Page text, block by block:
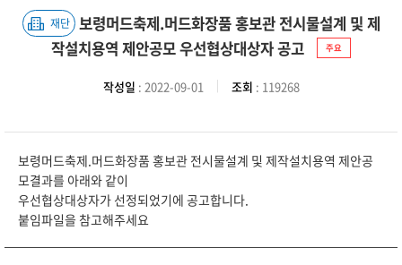
재단 보령머드축제.머드화장품 홍보관 전시물설계 및 제
작설치용역 제안공모 우선협상대상자 공고
주요
작성일 : 2022-09-01 조회 : 119268
보령머드축제.머드화장품 홍보관 전시물설계 및 제작설치용역 제안공
모결과를 아래와 같이
우선협상대상자가 선정되었기에 공고합니다.
붙임파일을 참고해주세요